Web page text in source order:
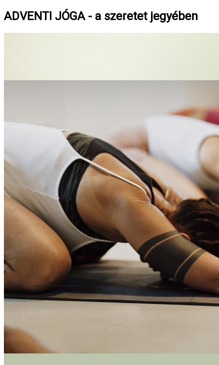
ADVENTI JÓGA - a szeretet jegyében